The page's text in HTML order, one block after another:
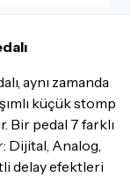
ürünü
göre farklılık
ürünün
olun.
aynı zamanda
küçük stomp
Bir pedal 7 farklı
Dijital, Analog,
delay efektleri